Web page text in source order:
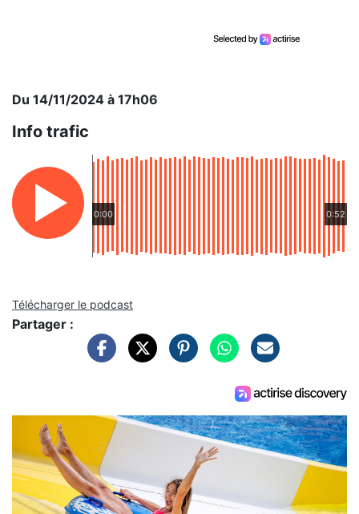
Du 14/11/2024 à 17h06
Info trafic
0:00 0:52
Télécharger le podcast
Partager :